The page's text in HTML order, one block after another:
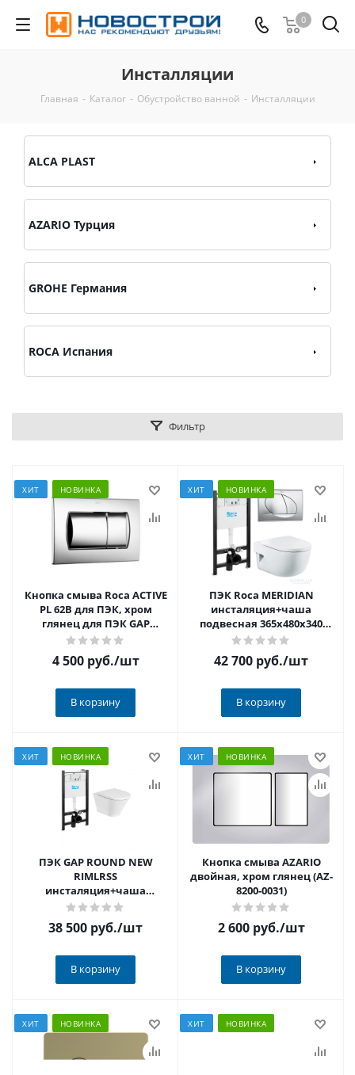
0
Инсталляции
Главная - Каталог - Обустройство ванной - Инсталляции
ALCA PLAST
AZARIO Турция
GROHE Германия
ROCA Испания
Фильтр
ХИТ НОВИНКА
Кнопка смыва Roca ACTIVE
PL 62B для ПЭК, хром
глянец для ПЭК GAP
7.8931.0.500.0
4 500 руб./шт
В корзину
ХИТ НОВИНКА
ПЭК Roca MERIDIAN
инсталяция+чаша
подвесная 365x480x340
мм, сиденье
микр.+кнопка смыва.
42 700 руб./шт
В корзину
ХИТ НОВИНКА
ПЭК GAP ROUND NEW
RIMLRSS
инсталяция+чаша
подвесная, сиденье микр.
38 500 руб./шт
В корзину
ХИТ НОВИНКА
Кнопка смыва AZARIO
двойная, хром глянец (AZ-
8200-0031)
2 600 руб./шт
В корзину
ХИТ НОВИНКА ХИТ НОВИНКА